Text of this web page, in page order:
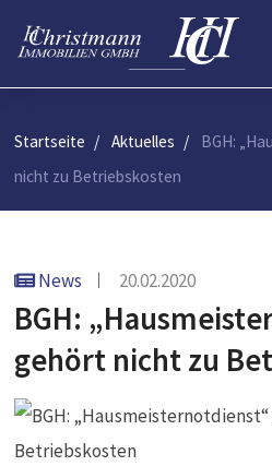
Startseite Aktuelles
BGH:
nicht zu Betriebskosten
News 20.02.2020
BGH:
gehört nicht zu